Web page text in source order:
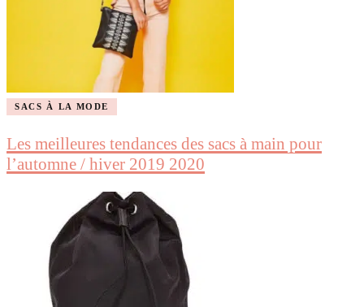
SACS À LA MODE
Les meilleures tendances des sacs à main pour
l’automne / hiver 2019 2020